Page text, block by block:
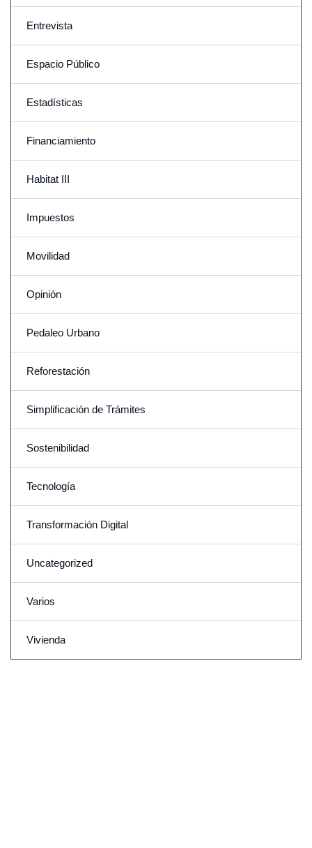
Entrevista
Espacio Público
Estadísticas
Financiamiento
Habitat III
Impuestos
Movilidad
Opinión
Pedaleo Urbano
Reforestación
Simplificación de Trámites
Sostenibilidad
Tecnología
Transformación Digital
Uncategorized
Varios
Vivienda